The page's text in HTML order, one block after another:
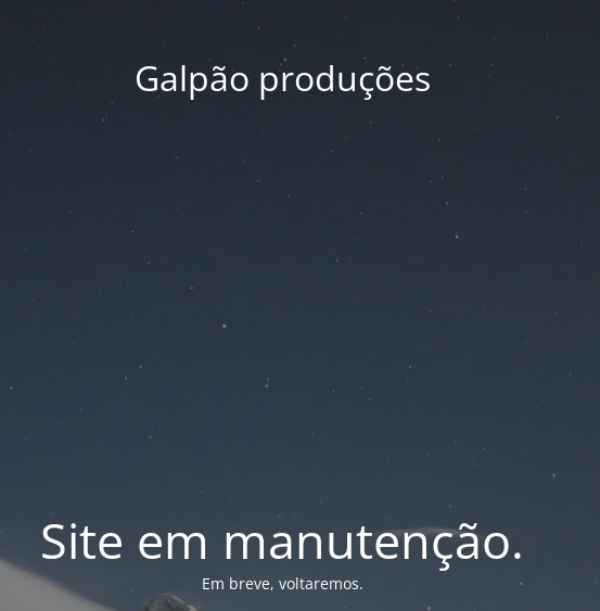
Galpão produções
Site em manutenção.
Em breve, voltaremos.